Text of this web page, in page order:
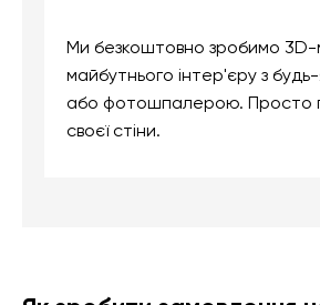
Ми безкоштовно зробимо
майбутнього інтер'єру з
або фотошпалерою. Просто
своєї стіни.